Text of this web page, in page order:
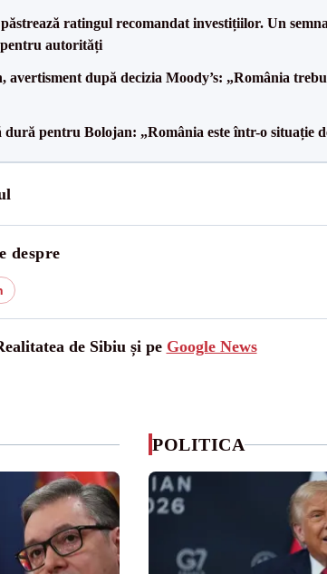
ratingul recomandat investițiilor. Un
autorități
avertisment după decizia Moody’s: „România
dură pentru Bolojan: „România este într-o situație
despre
de Sibiu și pe Google News
POLITICA